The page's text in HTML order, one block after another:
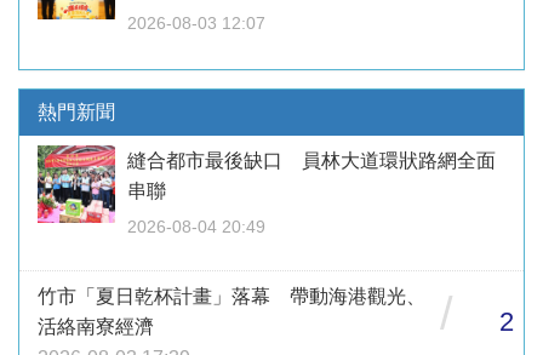
2026-08-03 12:07
熱門新聞
縫合都市最後缺口 員林大道環狀路網全面
串聯
2026-08-04 20:49
竹市「夏日乾杯計畫」落幕 帶動海港觀光、
活絡南寮經濟
/ 2